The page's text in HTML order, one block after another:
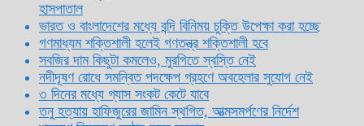
হাসপাতাল
ভারত ও বাংলাদেশের মধ্যে বন্দি বিনিময় চুক্তি উপেক্ষা করা হচ্ছে
গণমাধ্যম শক্তিশালী হলেই গণতন্ত্র শক্তিশালী হবে
সবজির দাম কিছুটা কমলেও, মুরগিতে স্বস্তি নেই
নদীদূষণ রোধে সমন্বিত পদক্ষেপ গ্রহণে অবহেলার সুযোগ নেই
৩ দিনের মধ্যে গ্যাস সংকট কেটে যাবে
তনু হত্যায় হাফিজুরের জামিন স্থগিত, আত্মসমর্পণের নির্দেশ